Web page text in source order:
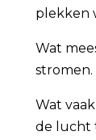
plekken
Wat
Wat
de lucht